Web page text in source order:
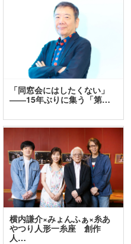
「同窓会にはしたくない」
――15年ぶりに集う「第…
横内謙介×みょんふぁ×糸あ
やつり人形一糸座 創作
人…